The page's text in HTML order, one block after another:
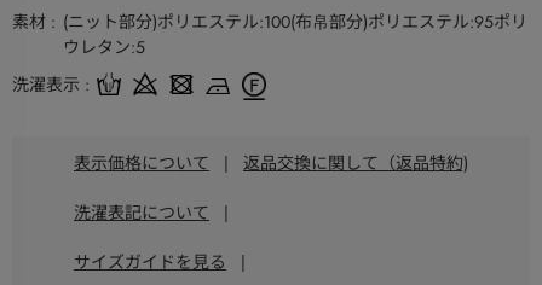
素材
(ニット部分)ポリエステル:100(布帛部分)ポリエステル:95ポリ
ウレタン:5
洗濯表示
表示価格について | 返品交換に関して（返品特約)
洗濯表記について |
サイズガイドを見る |